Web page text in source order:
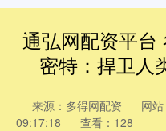
通弘网配资平台
密特：捍卫人
来源：多得网配资 网
09:17:18
查看：128